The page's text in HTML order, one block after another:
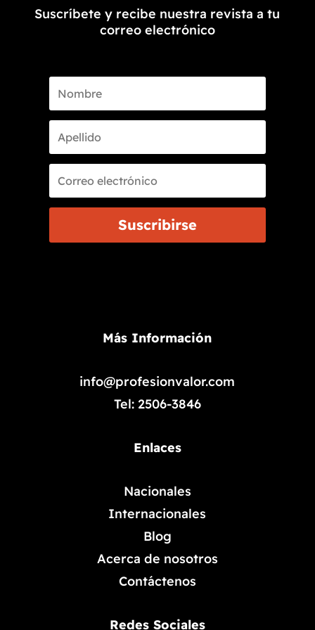
Suscríbete y recibe nuestra revista a tu
correo electrónico
Suscribirse
Más Información
info@profesionvalor.com
Tel: 2506-3846
Enlaces
Nacionales
Internacionales
Blog
Acerca de nosotros
Contáctenos
Redes Sociales